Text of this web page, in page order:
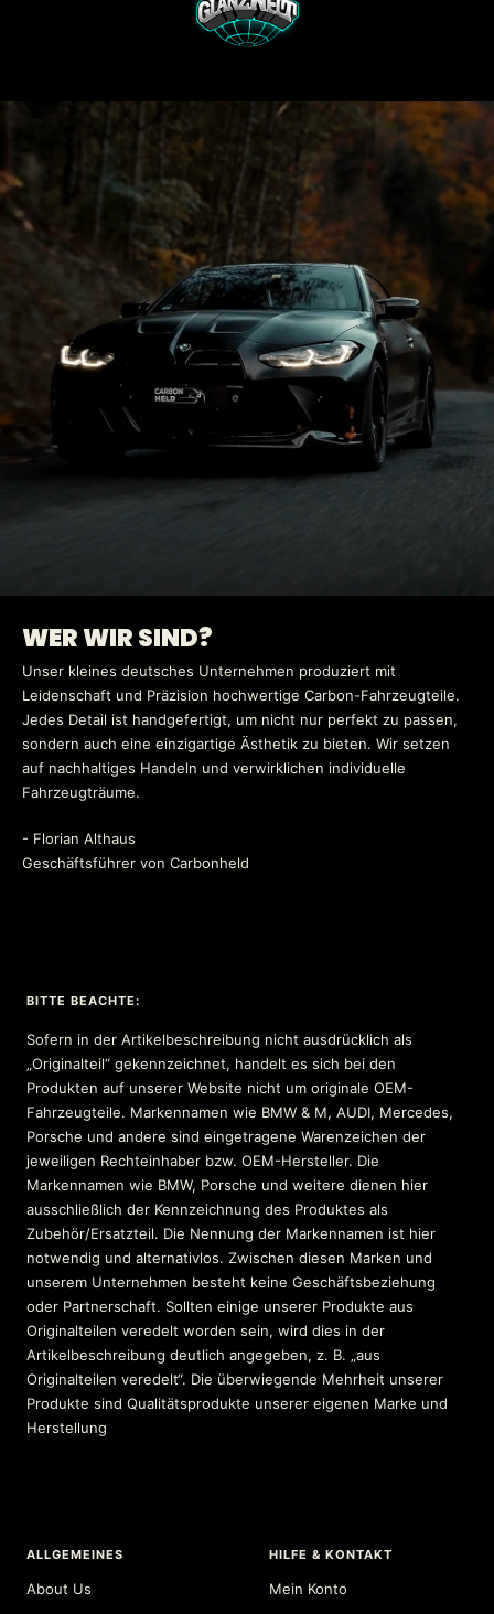
WER WIR SIND?
Unser kleines deutsches Unternehmen produziert mit
Leidenschaft und Präzision hochwertige Carbon-Fahrzeugteile.
Jedes Detail ist handgefertigt, um nicht nur perfekt zu passen,
sondern auch eine einzigartige Ästhetik zu bieten. Wir setzen
auf nachhaltiges Handeln und verwirklichen individuelle
Fahrzeugträume.
- Florian Althaus
Geschäftsführer von Carbonheld
BITTE BEACHTE:
Sofern in der Artikelbeschreibung nicht ausdrücklich als
„Originalteil“ gekennzeichnet, handelt es sich bei den
Produkten auf unserer Website nicht um originale OEM-
Fahrzeugteile. Markennamen wie BMW & M, AUDI, Mercedes,
Porsche und andere sind eingetragene Warenzeichen der
jeweiligen Rechteinhaber bzw. OEM-Hersteller. Die
Markennamen wie BMW, Porsche und weitere dienen hier
ausschließlich der Kennzeichnung des Produktes als
Zubehör/Ersatzteil. Die Nennung der Markennamen ist hier
notwendig und alternativlos. Zwischen diesen Marken und
unserem Unternehmen besteht keine Geschäftsbeziehung
oder Partnerschaft. Sollten einige unserer Produkte aus
Originalteilen veredelt worden sein, wird dies in der
Artikelbeschreibung deutlich angegeben, z. B. „aus
Originalteilen veredelt“. Die überwiegende Mehrheit unserer
Produkte sind Qualitätsprodukte unserer eigenen Marke und
Herstellung
ALLGEMEINES
About Us
HILFE & KONTAKT
Mein Konto